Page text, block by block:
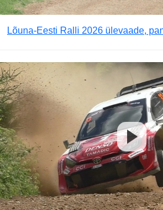
Lõuna-Eesti Ralli 2026 ülevaade,